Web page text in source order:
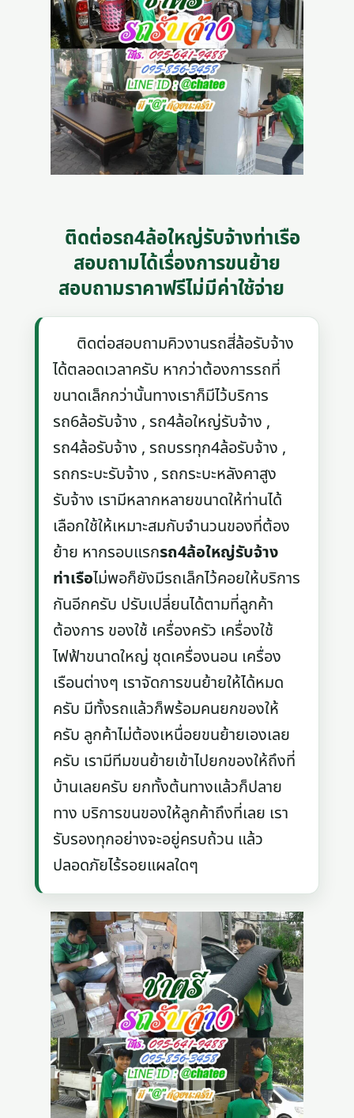
ติดต่อรถ4ล้อใหญ่รับจ้างท่าเรือ
สอบถามได้เรื่องการขนย้าย
สอบถามราคาฟรีไม่มีค่าใช้จ่าย
ติดต่อสอบถามคิวงานรถสี่ล้อรับจ้าง
ได้ตลอดเวลาครับ หากว่าต้องการรถที่
ขนาดเล็กกว่านั้นทางเราก็มีไว้บริการ
รถ6ล้อรับจ้าง , รถ4ล้อใหญ่รับจ้าง ,
รถ4ล้อรับจ้าง , รถบรรทุก4ล้อรับจ้าง ,
รถกระบะรับจ้าง , รถกระบะหลังคาสูง
รับจ้าง เรามีหลากหลายขนาดให้ท่านได้
เลือกใช้ให้เหมาะสมกับจำนวนของที่ต้อง
ย้าย หากรอบแรกรถ4ล้อใหญ่รับจ้าง
ท่าเรือไม่พอก็ยังมีรถเล็กไว้คอยให้บริการ
กันอีกครับ ปรับเปลี่ยนได้ตามที่ลูกค้า
ต้องการ ของใช้ เครื่องครัว เครื่องใช้
ไฟฟ้าขนาดใหญ่ ชุดเครื่องนอน เครื่อง
เรือนต่างๆ เราจัดการขนย้ายให้ได้หมด
ครับ มีทั้งรถแล้วก็พร้อมคนยกของให้
ครับ ลูกค้าไม่ต้องเหนื่อยขนย้ายเองเลย
ครับ เรามีทีมขนย้ายเข้าไปยกของให้ถึงที่
บ้านเลยครับ ยกทั้งต้นทางแล้วก็ปลาย
ทาง บริการขนของให้ลูกค้าถึงที่เลย เรา
รับรองทุกอย่างจะอยู่ครบถ้วน แล้ว
ปลอดภัยไร้รอยแผลใดๆ